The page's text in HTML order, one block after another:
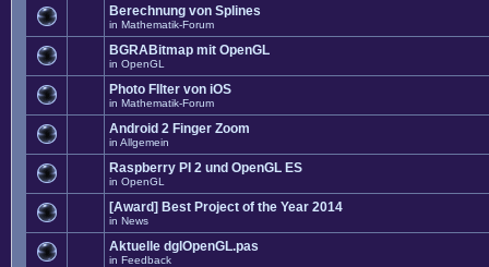
Berechnung von Splines
in Mathematik-Forum
BGRABitmap mit OpenGL
in OpenGL
Photo FIlter von iOS
in Mathematik-Forum
Android 2 Finger Zoom
in Allgemein
Raspberry PI 2 und OpenGL ES
in OpenGL
[Award] Best Project of the Year 2014
in News
Aktuelle dglOpenGL.pas
in Feedback